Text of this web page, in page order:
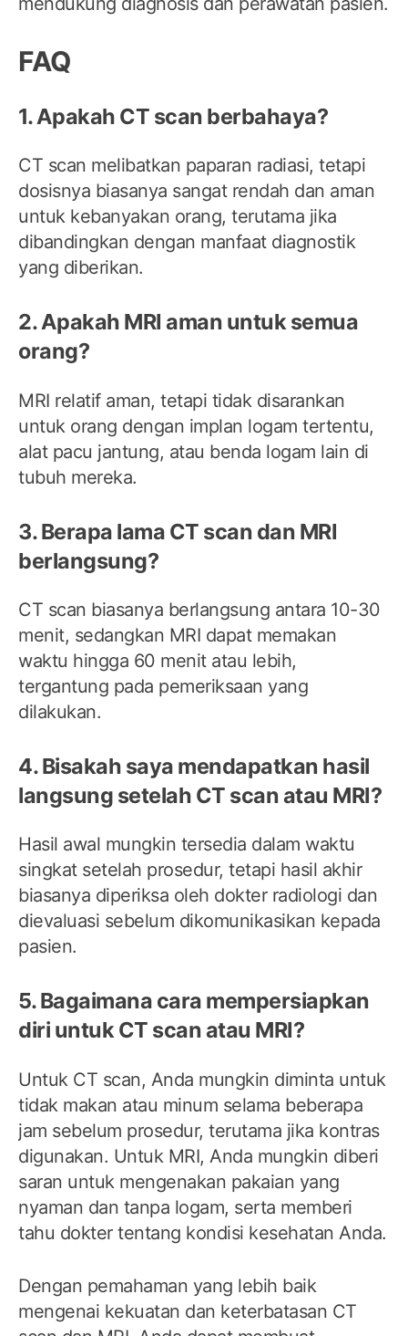
FAQ
1. Apakah CT scan berbahaya?
CT scan melibatkan paparan radiasi, tetapi
dosisnya biasanya sangat rendah dan aman
untuk kebanyakan orang, terutama jika
dibandingkan dengan manfaat diagnostik
yang diberikan.
2. Apakah MRI aman untuk semua
orang?
MRI relatif aman, tetapi tidak disarankan
untuk orang dengan implan logam tertentu,
alat pacu jantung, atau benda logam lain di
tubuh mereka.
3. Berapa lama CT scan dan MRI
berlangsung?
CT scan biasanya berlangsung antara 10-30
menit, sedangkan MRI dapat memakan
waktu hingga 60 menit atau lebih,
tergantung pada pemeriksaan yang
dilakukan.
4. Bisakah saya mendapatkan hasil
langsung setelah CT scan atau MRI?
Hasil awal mungkin tersedia dalam waktu
singkat setelah prosedur, tetapi hasil akhir
biasanya diperiksa oleh dokter radiologi dan
dievaluasi sebelum dikomunikasikan kepada
pasien.
5. Bagaimana cara mempersiapkan
diri untuk CT scan atau MRI?
Untuk CT scan, Anda mungkin diminta untuk
tidak makan atau minum selama beberapa
jam sebelum prosedur, terutama jika kontras
digunakan. Untuk MRI, Anda mungkin diberi
saran untuk mengenakan pakaian yang
nyaman dan tanpa logam, serta memberi
tahu dokter tentang kondisi kesehatan Anda.
Dengan pemahaman yang lebih baik
mengenai kekuatan dan keterbatasan CT